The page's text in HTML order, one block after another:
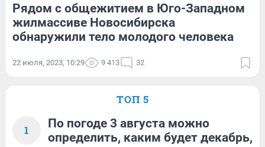
Рядом с общежитием в Юго-Западном
жилмассиве Новосибирска
обнаружили тело молодого человека
22 июля, 2023, 10:29 9 413 32
ТОП 5
1
По погоде 3 августа можно
определить, каким будет декабрь,